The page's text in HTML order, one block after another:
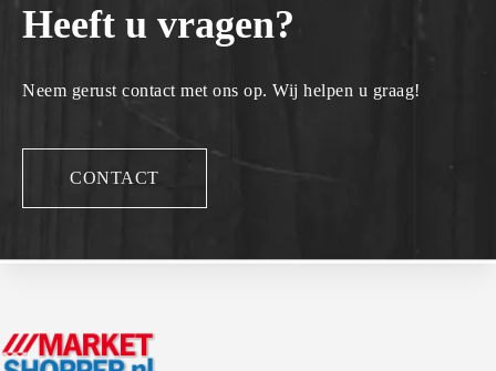
Heeft u vragen?
Neem gerust contact met ons op. Wij helpen u graag!
CONTACT